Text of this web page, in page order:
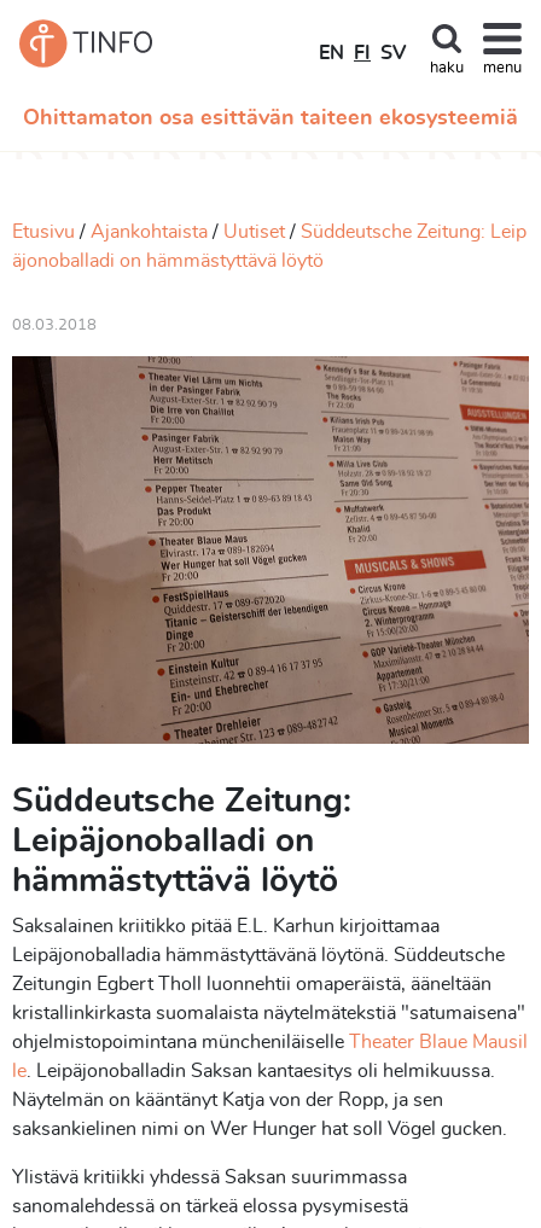
Ohittamaton osa esittävän taiteen ekosysteemiä
EN FI SV
haku menu
Etusivu Ajankohtaista Uutiset
Süddeutsche Zeitung: Leip
äjonoballadi on hämmästyttävä löytö
08.03.2018
Süddeutsche Zeitung:
Leipäjonoballadi on
hämmästyttävä löytö
Saksalainen kriitikko pitää E.L. Karhun kirjoittamaa
Leipäjonoballadia hämmästyttävänä löytönä. Süddeutsche
Zeitungin Egbert Tholl luonnehtii omaperäistä, ääneltään
kristallinkirkasta suomalaista näytelmätekstiä "satumaisena"
ohjelmistopoimintana müncheniläiselle
Theater Blaue Mausil
le . Leipäjonoballadin Saksan kantaesitys oli helmikuussa.
Näytelmän on kääntänyt Katja von der Ropp, ja sen
saksankielinen nimi on Wer Hunger hat soll Vögel gucken.
Ylistävä kritiikki yhdessä Saksan suurimmassa
sanomalehdessä on tärkeä elossa pysymisestä